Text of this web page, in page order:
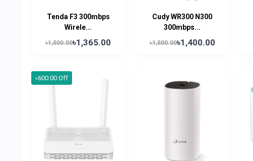
Tenda F3 300mbps
Wirele...
৳1,500.00৳1,365.00
Cudy WR300 N300
300mbps...
৳1,500.00৳1,400.00
৳600.00 Off